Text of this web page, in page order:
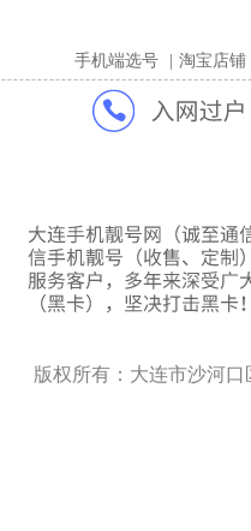
手机端选号 淘宝店铺
版权所有：大连市沙河